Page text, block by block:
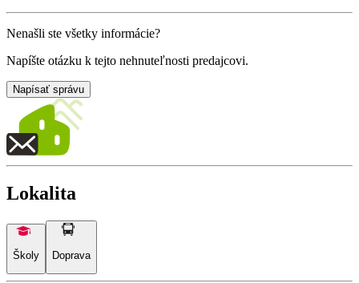
Nenašli ste všetky informácie?
Napíšte otázku k tejto nehnuteľnosti predajcovi.
Napísať správu
Lokalita
Školy Doprava